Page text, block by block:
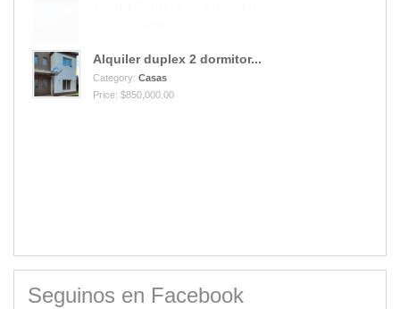
Vendo Cantera de cuarzo mi...
Category: Campos
Price: USD40,000.00
Seguinos en Facebook